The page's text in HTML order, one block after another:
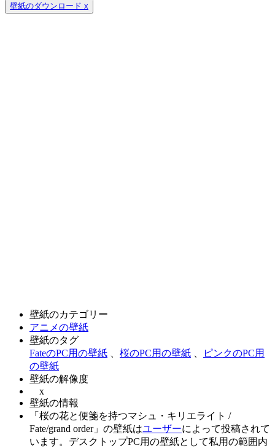
壁紙のダウンロード x
壁紙のカテゴリー
アニメの壁紙
壁紙のタグ
FateのPC用の壁紙
桜のPC用の壁紙
ピンクのPC用
の壁紙
壁紙の解像度
x
壁紙の情報
「桜の花と便箋を持つマシュ・キリエライト /
Fate/grand order」の壁紙はユーザーによって投稿されて
います。デスクトップPC用の壁紙として私用の範囲内